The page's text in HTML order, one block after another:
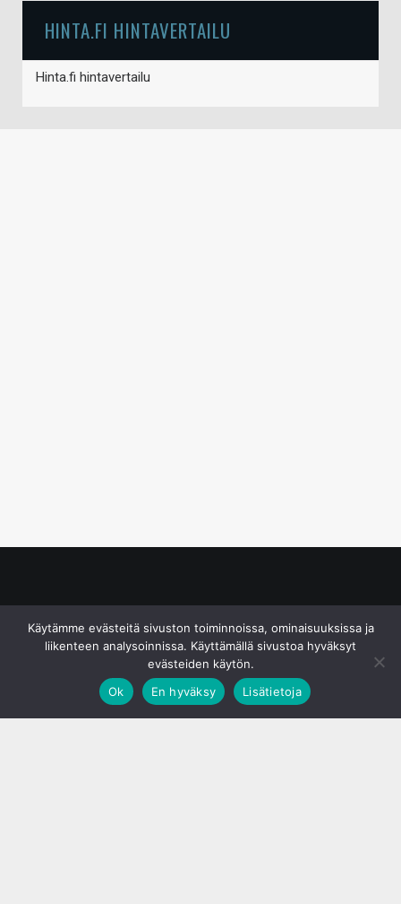
HINTA.FI HINTAVERTAILU
Hinta.fi hintavertailu
Käytämme evästeitä sivuston toiminnoissa, ominaisuuksissa ja
liikenteen analysoinnissa. Käyttämällä sivustoa hyväksyt
evästeiden käytön.
Ok
En hyväksy Lisätietoja